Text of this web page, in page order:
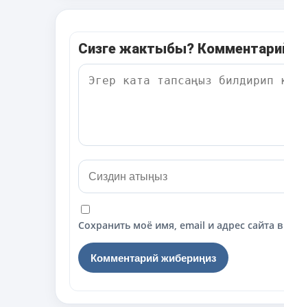
Сизге жактыбы?
Сохранить моё имя, email и адрес